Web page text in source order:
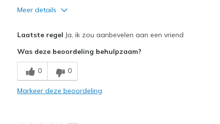
Meer details
Comfortable
Stylish
Laatste regel Ja, ik zou aanbevelen aan een vriend
Was deze beoordeling behulpzaam?
0 0
Markeer deze beoordeling